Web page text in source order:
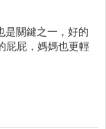
是關鍵之一，好的
屁屁，媽媽也更輕